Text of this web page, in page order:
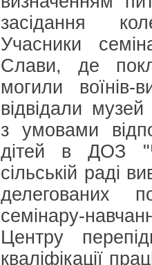
засідання
Учасники
Слави, де
могили воїнів-
відвідали
з умовами
дітей в ДОЗ
сільській раді
делегованих
семінару-
Центру
кваліфікації